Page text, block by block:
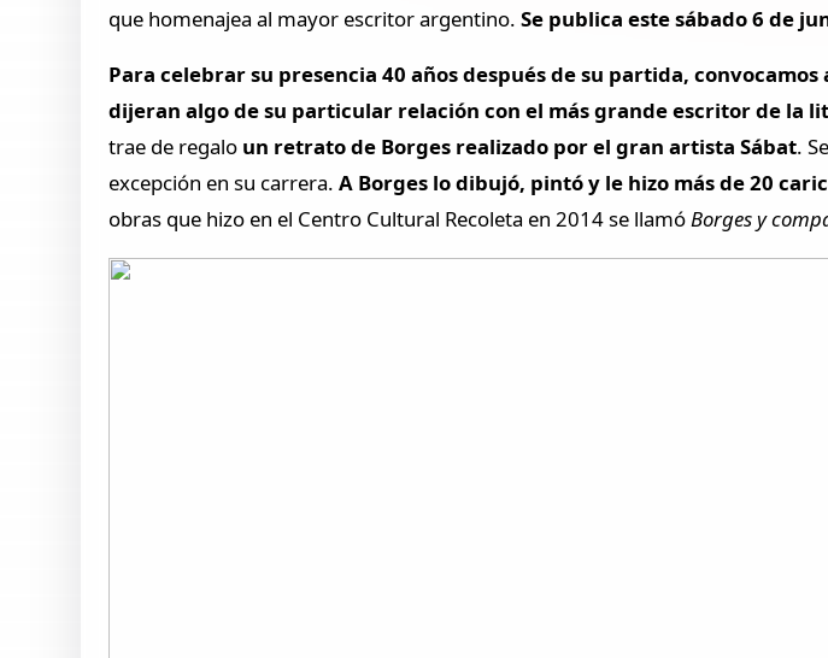
que homenajea al mayor escritor argentino. Se publica este sábado 6 de
Para celebrar su presencia 40 años después de su partida,
dijeran algo de su particular relación con el más grande escritor de la
trae de regalo un retrato de Borges realizado por el gran artista Sábat.
excepción en su carrera.A Borges lo dibujó, pintó y le hizo más de 20
obras que hizo en el Centro Cultural Recoleta en 2014 se llamóBorges y